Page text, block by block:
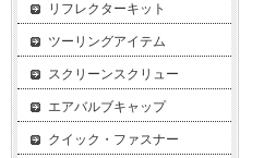
リフレクターキット
ツーリングアイテム
スクリーンスクリュー
エアバルブキャップ
クイック・ファスナー